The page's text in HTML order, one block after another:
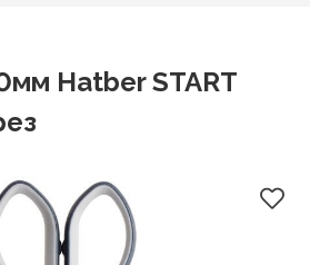
Hatber START